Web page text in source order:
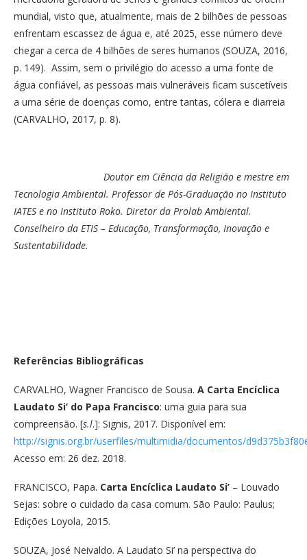
mundial, visto que, atualmente, mais de 2 bilhões de pessoas
enfrentam escassez de água e, até 2025, esse número deve
chegar a cerca de 4 bilhões de seres humanos (SOUZA, 2016,
p. 149). Assim, sem o privilégio do acesso a uma fonte de
água confiável, as pessoas mais vulneráveis ficam suscetíveis
a uma série de doenças como, entre tantas, cólera e diarreia
(CARVALHO, 2017, p. 8).
Doutor em Ciência da Religião e mestre em
Tecnologia Ambiental. Professor de Pós-Graduação no Instituto
IATES e no Instituto Roko. Diretor da Prolab Ambiental.
Conselheiro da ETIS – Educação, Transformação, Inovação e
Sustentabilidade.
Referências Bibliográficas
CARVALHO, Wagner Francisco de Sousa. A Carta Encíclica
Laudato Si’ do Papa Francisco: uma guia para sua
compreensão. [s.l.]: Signis, 2017. Disponível em:
http://signis.org.br/userfiles/multimidia/documentos/
Acesso em: 26 dez. 2018.
FRANCISCO, Papa. Carta Encíclica Laudato Si’ – Louvado
Sejas: sobre o cuidado da casa comum. São Paulo: Paulus;
Edições Loyola, 2015.
SOUZA, José Neivaldo. A Laudato Si’ na perspectiva do